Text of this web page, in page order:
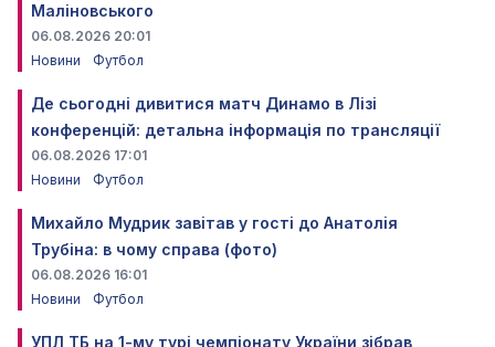
Маліновського
06.08.2026 20:01
Новини
Футбол
Де сьогодні дивитися матч Динамо в Лізі
конференцій: детальна інформація по трансляції
06.08.2026 17:01
Новини
Футбол
Михайло Мудрик завітав у гості до Анатолія
Трубіна: в чому справа (фото)
06.08.2026 16:01
Новини
Футбол
УПЛ ТБ на 1-му турі чемпіонату України зібрав